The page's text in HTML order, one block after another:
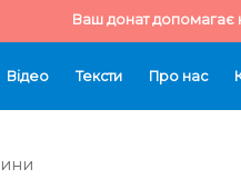
Ваш донат допомагає
Відео Тексти Про нас